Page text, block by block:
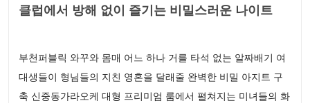
클럽에서 방해 없이 즐기는 비밀스러운 나이트
부천퍼블릭 와꾸와 몸매 어느 하나 거를 타석 없는 알짜배기 여
대생들이 형님들의 지친 영혼을 달래줄 완벽한 비밀 아지트 구
축 신중동가라오케 대형 프리미엄 룸에서 펼쳐지는 미녀들의 화